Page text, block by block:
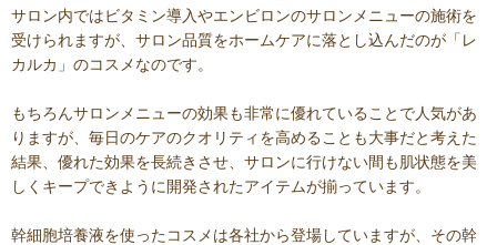
サロン内ではビタミン導入やエンビロンのサロンメニューの施術を
受けられますが、サロン品質をホームケアに落とし込んだのが「レ
カルカ」のコスメなのです。
もちろんサロンメニューの効果も非常に優れていることで人気があ
りますが、毎日のケアのクオリティを高めることも大事だと考えた
結果、優れた効果を長続きさせ、サロンに行けない間も肌状態を美
しくキープできように開発されたアイテムが揃っています。
幹細胞培養液を使ったコスメは各社から登場していますが、その幹